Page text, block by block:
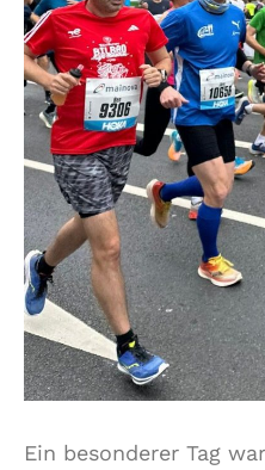
Ein besonderer Tag